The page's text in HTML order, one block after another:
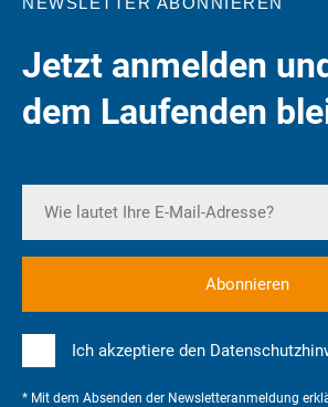
Jetzt anmelden
dem Laufenden
Ich akzeptiere den
* Mit dem Absenden der Newsletteranmeldung